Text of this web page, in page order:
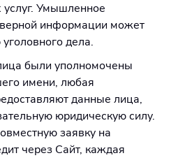
Умышленное
информации может
дела.
были уполномочены
имени, любая
данные лица,
юридическую силу.
заявку на
через Сайт, каждая